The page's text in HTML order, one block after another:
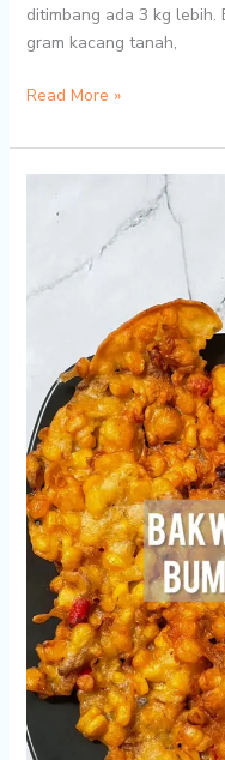
ditimbang ada 3 kg
gram kacang tanah,
Resep
Kacang
Lumer
Read More »